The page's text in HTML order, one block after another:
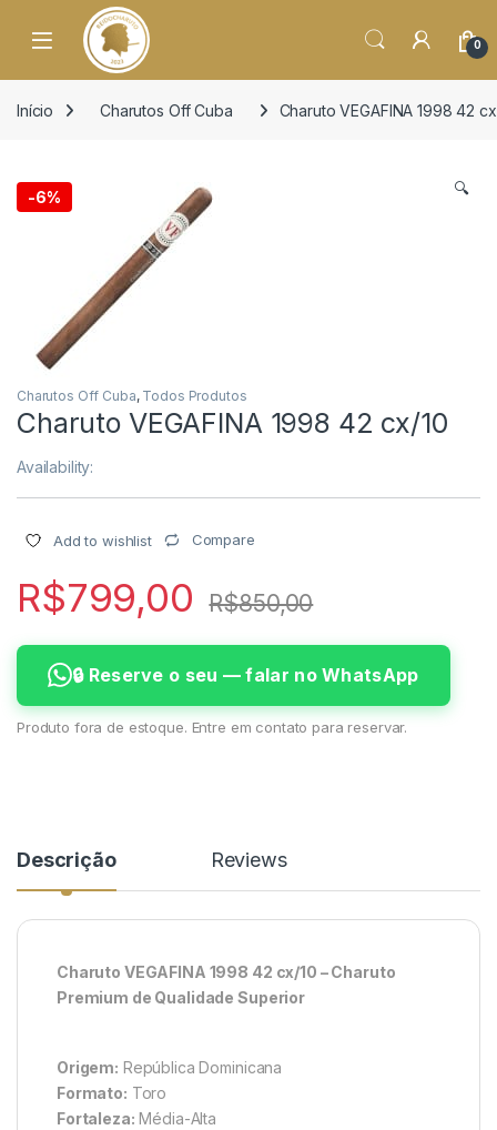
Open 0
Início Charutos Off Cuba Charuto VEGAFINA 1998 42
-6% 🔍
Charutos Off Cuba, Todos Produtos
Charuto VEGAFINA 1998 42 cx/10
Availability:
Add to wishlist Compare
R$799,00 R$850,00
🔒 Reserve o seu — falar no WhatsApp
Produto fora de estoque. Entre em contato para reservar.
Descrição Reviews
Charuto VEGAFINA 1998 42 cx/10 – Charuto
Premium de Qualidade Superior
Origem: República Dominicana
Formato: Toro
Fortaleza: Média-Alta